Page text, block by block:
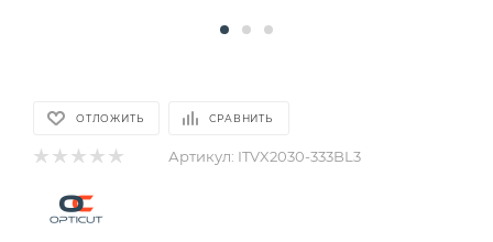
ОТЛОЖИТЬ СРАВНИТЬ
Артикул: ITVX2030-333BL3